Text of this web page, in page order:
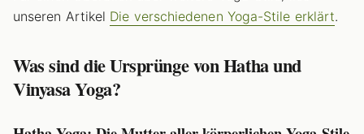
unseren Artikel Die verschiedenen Yoga-Stile erklärt.
Was sind die Ursprünge von Hatha und
Vinyasa Yoga?